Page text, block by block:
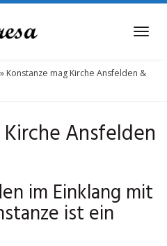
» Konstanze mag Kirche Ansfelden &
Ansfelden
im Einklang mit
ist ein